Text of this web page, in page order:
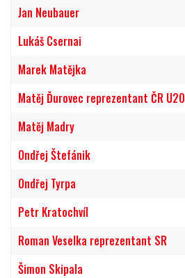
Jan Neubauer
Lukáš Csernai
Marek Matějka
Matěj Ďurovec reprezentant ČR U20
Matěj Madry
Ondřej Štefánik
Ondřej Tyrpa
Petr Kratochvíl
Roman Veselka reprezentant SR
Šimon Skipala